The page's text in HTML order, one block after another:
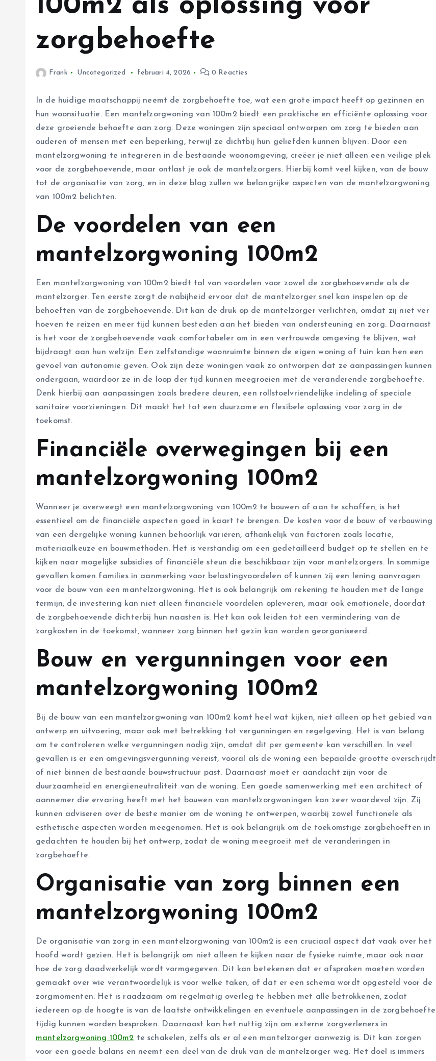
100m2 als oplossing voor
zorgbehoefte
Frank Uncategorized februari 4, 2026 0 Reacties
In de huidige maatschappij neemt de zorgbehoefte toe, wat een grote impact heeft op gezinnen en
hun woonsituatie. Een mantelzorgwoning van 100m2 biedt een praktische en efficiënte oplossing voor
deze groeiende behoefte aan zorg. Deze woningen zijn speciaal ontworpen om zorg te bieden aan
ouderen of mensen met een beperking, terwijl ze dichtbij hun geliefden kunnen blijven. Door een
mantelzorgwoning te integreren in de bestaande woonomgeving, creëer je niet alleen een veilige plek
voor de zorgbehoevende, maar ontlast je ook de mantelzorgers. Hierbij komt veel kijken, van de bouw
tot de organisatie van zorg, en in deze blog zullen we belangrijke aspecten van de mantelzorgwoning
van 100m2 belichten.
De voordelen van een
mantelzorgwoning 100m2
Een mantelzorgwoning van 100m2 biedt tal van voordelen voor zowel de zorgbehoevende als de
mantelzorger. Ten eerste zorgt de nabijheid ervoor dat de mantelzorger snel kan inspelen op de
behoeften van de zorgbehoevende. Dit kan de druk op de mantelzorger verlichten, omdat zij niet ver
hoeven te reizen en meer tijd kunnen besteden aan het bieden van ondersteuning en zorg. Daarnaast
is het voor de zorgbehoevende vaak comfortabeler om in een vertrouwde omgeving te blijven, wat
bijdraagt aan hun welzijn. Een zelfstandige woonruimte binnen de eigen woning of tuin kan hen een
gevoel van autonomie geven. Ook zijn deze woningen vaak zo ontworpen dat ze aanpassingen kunnen
ondergaan, waardoor ze in de loop der tijd kunnen meegroeien met de veranderende zorgbehoefte.
Denk hierbij aan aanpassingen zoals bredere deuren, een rollstoelvriendelijke indeling of speciale
sanitaire voorzieningen. Dit maakt het tot een duurzame en flexibele oplossing voor zorg in de
toekomst.
Financiële overwegingen bij een
mantelzorgwoning 100m2
Wanneer je overweegt een mantelzorgwoning van 100m2 te bouwen of aan te schaffen, is het
essentieel om de financiële aspecten goed in kaart te brengen. De kosten voor de bouw of verbouwing
van een dergelijke woning kunnen behoorlijk variëren, afhankelijk van factoren zoals locatie,
materiaalkeuze en bouwmethoden. Het is verstandig om een gedetailleerd budget op te stellen en te
kijken naar mogelijke subsidies of financiële steun die beschikbaar zijn voor mantelzorgers. In sommige
gevallen komen families in aanmerking voor belastingvoordelen of kunnen zij een lening aanvragen
voor de bouw van een mantelzorgwoning. Het is ook belangrijk om rekening te houden met de lange
termijn; de investering kan niet alleen financiële voordelen opleveren, maar ook emotionele, doordat
de zorgbehoevende dichterbij hun naasten is. Het kan ook leiden tot een vermindering van de
zorgkosten in de toekomst, wanneer zorg binnen het gezin kan worden georganiseerd.
Bouw en vergunningen voor een
mantelzorgwoning 100m2
Bij de bouw van een mantelzorgwoning van 100m2 komt heel wat kijken, niet alleen op het gebied van
ontwerp en uitvoering, maar ook met betrekking tot vergunningen en regelgeving. Het is van belang
om te controleren welke vergunningen nodig zijn, omdat dit per gemeente kan verschillen. In veel
gevallen is er een omgevingsvergunning vereist, vooral als de woning een bepaalde grootte overschrijdt
of niet binnen de bestaande bouwstructuur past. Daarnaast moet er aandacht zijn voor de
duurzaamheid en energieneutraliteit van de woning. Een goede samenwerking met een architect of
aannemer die ervaring heeft met het bouwen van mantelzorgwoningen kan zeer waardevol zijn. Zij
kunnen adviseren over de beste manier om de woning te ontwerpen, waarbij zowel functionele als
esthetische aspecten worden meegenomen. Het is ook belangrijk om de toekomstige zorgbehoeften in
gedachten te houden bij het ontwerp, zodat de woning meegroeit met de veranderingen in
zorgbehoefte.
Organisatie van zorg binnen een
mantelzorgwoning 100m2
De organisatie van zorg in een mantelzorgwoning van 100m2 is een cruciaal aspect dat vaak over het
hoofd wordt gezien. Het is belangrijk om niet alleen te kijken naar de fysieke ruimte, maar ook naar
hoe de zorg daadwerkelijk wordt vormgegeven. Dit kan betekenen dat er afspraken moeten worden
gemaakt over wie verantwoordelijk is voor welke taken, of dat er een schema wordt opgesteld voor de
zorgmomenten. Het is raadzaam om regelmatig overleg te hebben met alle betrokkenen, zodat
iedereen op de hoogte is van de laatste ontwikkelingen en eventuele aanpassingen in de zorgbehoefte
tijdig kunnen worden besproken. Daarnaast kan het nuttig zijn om externe zorgverleners in
mantelzorgwoning 100m2 te schakelen, zelfs als er al een mantelzorger aanwezig is. Dit kan zorgen
voor een goede balans en neemt een deel van de druk van de mantelzorger weg. Het doel is immers